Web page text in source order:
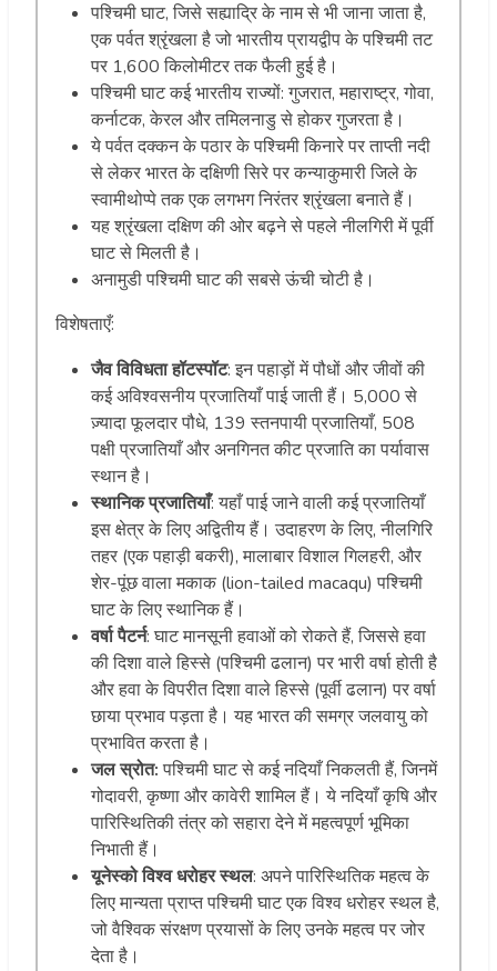
पश्चिमी घाट, जिसे सह्याद्रि के नाम से भी जाना जाता है,
एक पर्वत श्रृंखला है जो भारतीय प्रायद्वीप के पश्चिमी तट
पर 1,600 किलोमीटर तक फैली हुई है।
पश्चिमी घाट कई भारतीय राज्यों: गुजरात, महाराष्ट्र, गोवा,
कर्नाटक, केरल और तमिलनाडु से होकर गुजरता है।
ये पर्वत दक्कन के पठार के पश्चिमी किनारे पर ताप्ती नदी
से लेकर भारत के दक्षिणी सिरे पर कन्याकुमारी जिले के
स्वामीथोप्पे तक एक लगभग निरंतर श्रृंखला बनाते हैं।
यह श्रृंखला दक्षिण की ओर बढ़ने से पहले नीलगिरी में पूर्वी
घाट से मिलती है।
अनामुडी पश्चिमी घाट की सबसे ऊंची चोटी है।
विशेषताएँ:
जैव विविधता हॉटस्पॉट: इन पहाड़ों में पौधों और जीवों की
कई अविश्वसनीय प्रजातियाँ पाई जाती हैं। 5,000 से
ज़्यादा फूलदार पौधे, 139 स्तनपायी प्रजातियाँ, 508
पक्षी प्रजातियाँ और अनगिनत कीट प्रजाति का पर्यावास
स्थान है।
स्थानिक प्रजातियाँ: यहाँ पाई जाने वाली कई प्रजातियाँ
इस क्षेत्र के लिए अद्वितीय हैं। उदाहरण के लिए, नीलगिरि
तहर (एक पहाड़ी बकरी), मालाबार विशाल गिलहरी, और
शेर-पूंछ वाला मकाक (lion-tailed macaqu) पश्चिमी
घाट के लिए स्थानिक हैं।
वर्षा पैटर्न: घाट मानसूनी हवाओं को रोकते हैं, जिससे हवा
की दिशा वाले हिस्से (पश्चिमी ढलान) पर भारी वर्षा होती है
और हवा के विपरीत दिशा वाले हिस्से (पूर्वी ढलान) पर वर्षा
छाया प्रभाव पड़ता है। यह भारत की समग्र जलवायु को
प्रभावित करता है।
जल स्रोत:पश्चिमी घाट से कई नदियाँ निकलती हैं, जिनमें
गोदावरी, कृष्णा और कावेरी शामिल हैं। ये नदियाँ कृषि और
पारिस्थितिकी तंत्र को सहारा देने में महत्वपूर्ण भूमिका
निभाती हैं।
यूनेस्को विश्व धरोहर स्थल: अपने पारिस्थितिक महत्व के
लिए मान्यता प्राप्त पश्चिमी घाट एक विश्व धरोहर स्थल है,
जो वैश्विक संरक्षण प्रयासों के लिए उनके महत्व पर जोर
देता है।